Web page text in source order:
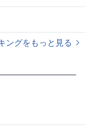
ングをもっと見る